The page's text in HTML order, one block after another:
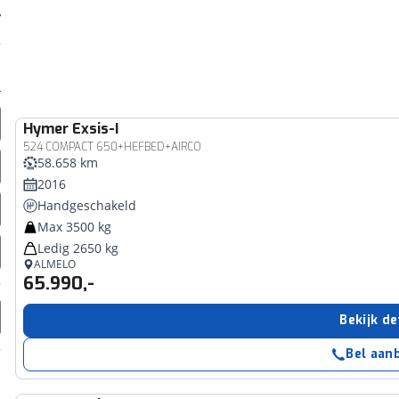
Hymer Exsis-I
524 COMPACT 650+HEFBED+AIRCO
58.658 km
2016
Handgeschakeld
Max 3500 kg
Ledig 2650 kg
ALMELO
65.990,-
Bekijk
Bel